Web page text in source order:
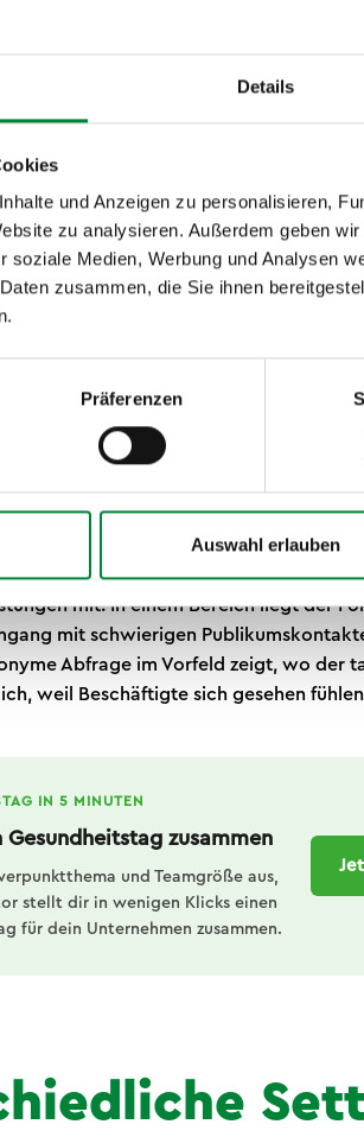
Details
und Anzeigen zu personalisieren,
zu analysieren. Außerdem geben
soziale Medien, Werbung und Analysen
zusammen, die Sie ihnen
Präferenzen
Auswahl erlauben
Formate sich
ihre Wirkung dann, wenn sie
eine Mischung aus Aktivierung,
verlassen. Bürgerbüro,
erreichbar bleiben. Deshalb
Stationen über mehrere Stunden,
kombiniert mit zwei bis drei festen
früh an der Themenwahl.
in völlig unterschiedlichen
mit. In einem Bereich liegt der
mit schwierigen
Abfrage im Vorfeld zeigt, wo der
weil Beschäftigte sich gesehen
IN 5 MINUTEN
zusammen
und Teamgröße aus,
stellt dir in wenigen Klicks einen
für dein Unternehmen zusammen.